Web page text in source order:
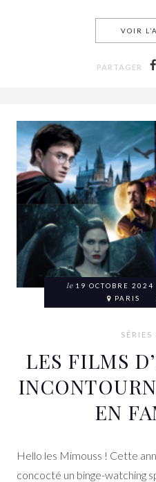
VOIR
PARTAGER
le 19 OCTOBRE 2024
PARIS
LES FILMS
EN
Hello les Mimouss ! Cette
concocté un binge-watching